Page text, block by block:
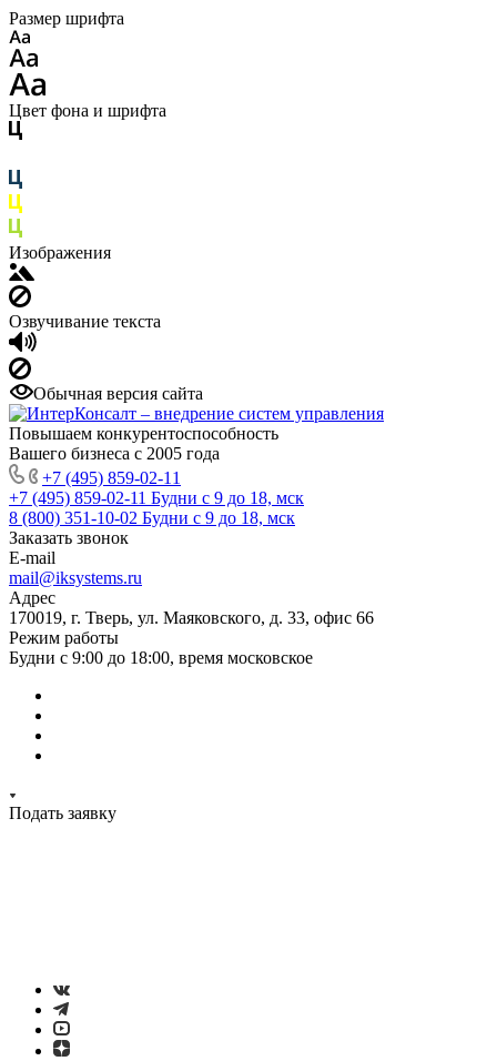
Размер шрифта
Цвет фона и шрифта
Изображения
Озвучивание текста
Обычная версия сайта
Повышаем конкурентоспособность
Вашего бизнеса с 2005 года
+7 (495) 859-02-11
+7 (495) 859-02-11 Будни с 9 до 18, мск
8 (800) 351-10-02 Будни с 9 до 18, мск
Заказать звонок
E-mail
mail@iksystems.ru
Адрес
170019, г. Тверь, ул. Маяковского, д. 33, офис 66
Режим работы
Будни с 9:00 до 18:00, время московское
Подать заявку